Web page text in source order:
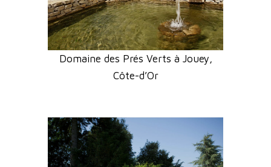
Domaine des Prés Verts à Jouey,
Côte-d’Or